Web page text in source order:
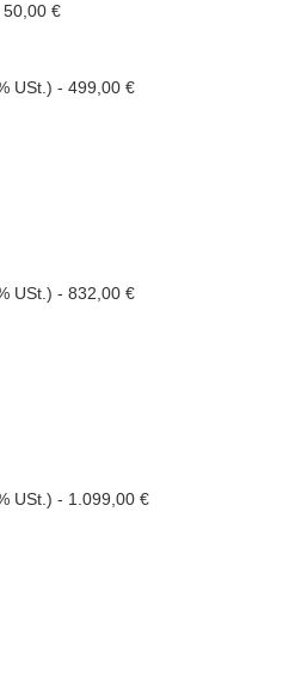
50,00 €
USt.) - 499,00 €
USt.) - 832,00 €
USt.) - 1.099,00 €